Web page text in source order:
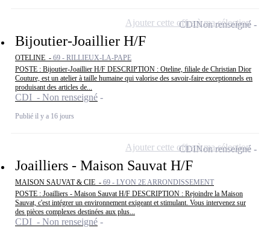
Bijoutier-Joaillier H/F
OTELINE - 69 - RILLIEUX-LA-PAPE
POSTE : Bijoutier-Joaillier H/F DESCRIPTION : Oteline, filiale de Christian Dior
Couture, est un atelier à taille humaine qui valorise des savoir-faire exceptionnels en
produisant des articles de...
CDI - Non renseigné
Publié il y a 16 jours
CDINon renseigné
Ajouter cette offre à ma sélection
Joailliers - Maison Sauvat H/F
MAISON SAUVAT & CIE - 69 - LYON 2E ARRONDISSEMENT
POSTE : Joailliers - Maison Sauvat H/F DESCRIPTION : Rejoindre la Maison
Sauvat, c'est intégrer un environnement exigeant et stimulant. Vous intervenez sur
des pièces complexes destinées aux plus...
CDI - Non renseigné
CDINon renseigné
Ajouter cette offre à ma sélection